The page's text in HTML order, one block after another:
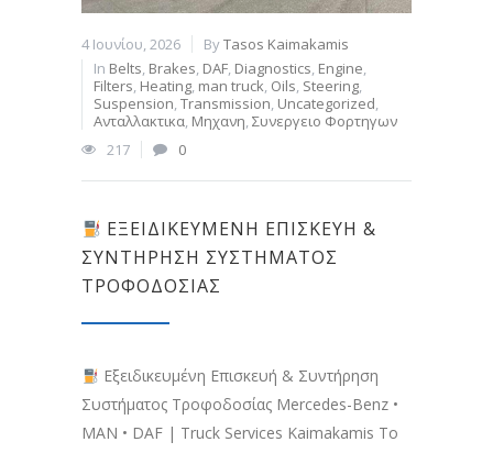
4 Ιουνίου, 2026 ByTasos Kaimakamis
In Belts, Brakes, DAF, Diagnostics, Engine,
Filters, Heating, man truck, Oils, Steering,
Suspension,Transmission, Uncategorized,
Ανταλλακτικα, Μηχανη,Συνεργειο Φορτηγων
217
0
ΕΞΕΙΔΙΚΕΥΜΈΝΗ ΕΠΙΣΚΕΥΉ &
ΣΥΝΤΉΡΗΣΗ ΣΥΣΤΉΜΑΤΟΣ
ΤΡΟΦΟΔΟΣΊΑΣ
Εξειδικευμένη Επισκευή & Συντήρηση
Συστήματος Τροφοδοσίας Mercedes-Benz •
MAN • DAF | Truck Services Kaimakamis Το